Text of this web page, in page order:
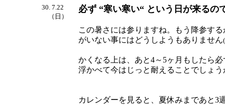
30. 7.22
（日）
必ず “寒い寒い“ という日が来るの
この暑さには参りますね。もう降参す
がいない事にはどうしようもありません
かくなる上は、あと4～5ヶ月もしたら
浮かべて今はじっと耐えることでしょう
カレンダーを見ると、夏休みまであと3